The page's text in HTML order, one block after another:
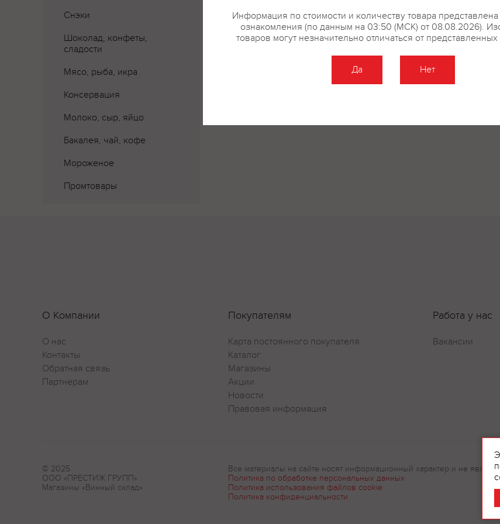
Снэки
Шоколад, конфеты,
сладости
Мясо, рыба, икра
Консервация
Молоко, сыр, яйцо
Бакалея, чай, кофе
Мороженое
Промтовары
Где купить? Описание Отзывы
О Компании
О нас
Контакты
Обратная связь
Партнерам
Покупателям
Карта постоянного покупателя
Каталог
Магазины
Акции
Новости
Правовая информация
Работа у нас
Вакансии
© 2025
ООО «ПРЕСТИЖ ГРУПП»
Магазины «Винный склад»
Все материалы на сайте носят информационный характер и не
Политика по обработке персональных данных
Политика использования файлов cookie
Политика конфиденциальности
Информация по стоимости и количеству товара представлена
ознакомления (по данным на 03:50 (МСК) от 08.08.2026).
товаров могут незначительно отличаться от
Да Нет